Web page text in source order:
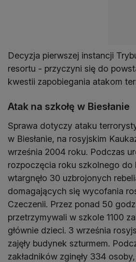
Decyzja pierwszej instancji
resortu - przyczyni się do
kwestii zapobiegania atakom
Atak na szkołę w Biesłanie
Sprawa dotyczy ataku
w Biesłanie, na rosyjskim
września 2004 roku. Podczas
rozpoczęcia roku szkolnego do
wtargnęło 30 uzbrojonych
domagających się wycofania
Czeczenii. Przez ponad 50
przetrzymywali w szkole 1100
głównie dzieci. 3 września
zajęły budynek szturmem.
zakładników zginęły 334